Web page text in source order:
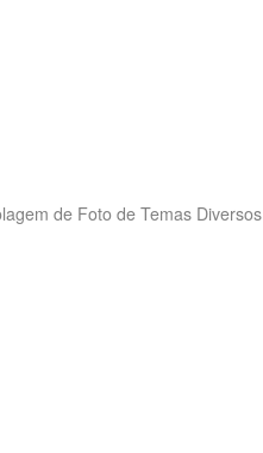
de Foto de Temas Diversos